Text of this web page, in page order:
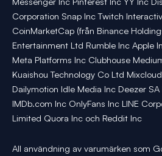
Corporation Snap Inc Twitch
CoinMarketCap (från Binance
Entertainment Ltd Rumble Inc Apple
Meta Platforms Inc Clubhouse
Kuaishou Technology Co Ltd
Dailymotion Idle Media Inc Deezer
IMDb.com Inc OnlyFans Inc LINE
Limited Quora Inc och Reddit Inc
All användning av varumärken som